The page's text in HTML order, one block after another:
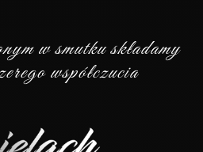
w smutku składamy
współczucia